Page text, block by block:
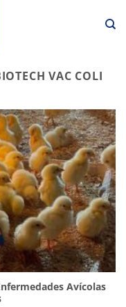
VAC COLI
Avícolas